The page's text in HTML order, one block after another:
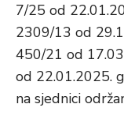
7/25 od
2309/13 od
450/21 od
od 22.01.2025.
na sjednici